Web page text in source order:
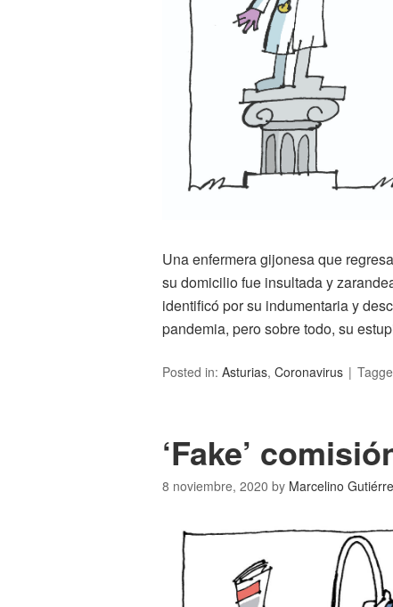
Una enfermera gijonesa que
su domicilio fue insultada y
identificó por su indumentaria y
pandemia, pero sobre todo, su
Posted in: Asturias, Coronavirus
‘Fake’
8 noviembre, 2020 by Marcelino